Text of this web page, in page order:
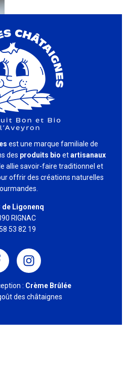
est une marque familiale de
des produits bio etartisanaux
allie savoir-faire traditionnel et
offrir des créations naturelles
de Ligonenq
RIGNAC
53 82 19
: Crème Brûlée
des châtaignes